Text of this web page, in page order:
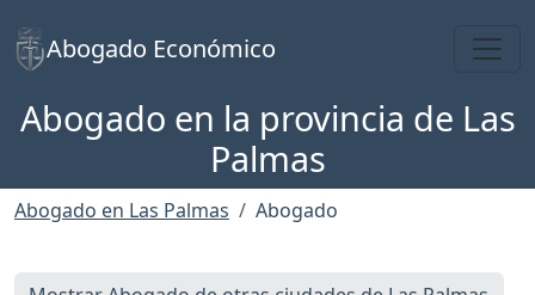
Abogado Económico
Abogado en la provincia de Las
Palmas
Abogado en Las Palmas Abogado